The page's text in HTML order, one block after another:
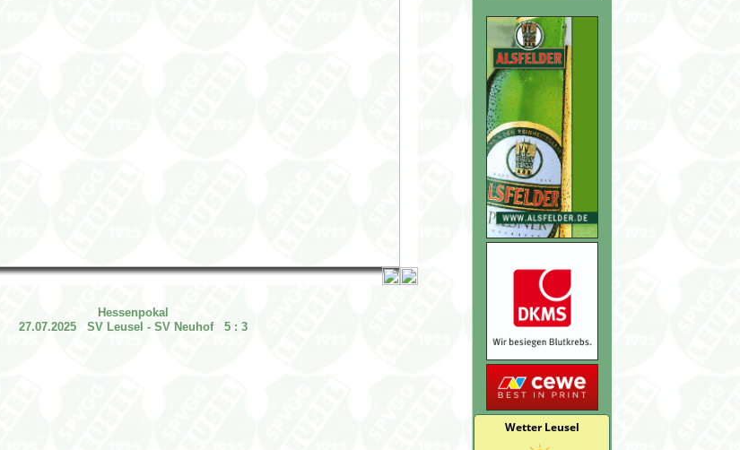
Hessenpokal
27.07.2025 SV Leusel - SV Neuhof 5 : 3
Wetter Leusel